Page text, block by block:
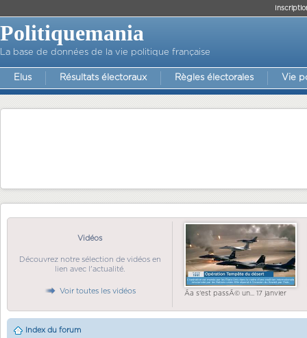
Politiquemania
La base de données de la vie politique française
Elus Résultats électoraux Règles électorales Vie
Vidéos
Découvrez notre sélection de vidéos en
lien avec l'actualité.
Voir toutes les vidéos Ãa s'est passÃ© un... 17 janvier
Index du forum